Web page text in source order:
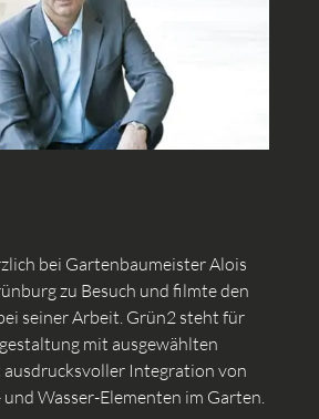
bei Gartenbaumeister Alois
zu Besuch und filmte den
seiner Arbeit. Grün2 steht für
mit ausgewählten
ausdrucksvoller Integration von
Wasser-Elementen im Garten.